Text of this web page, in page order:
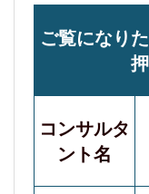
ご覧になり
コンサルタ
ント名